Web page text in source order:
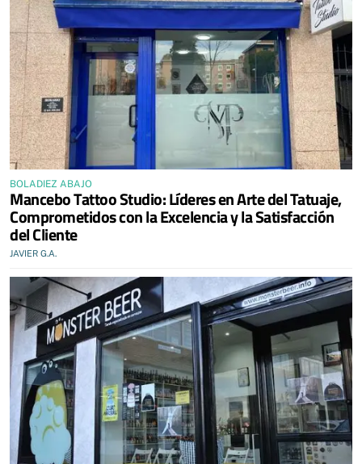
BOLADIEZ ABAJO
Mancebo Tattoo Studio: Líderes en Arte del Tatuaje,
Comprometidos con la Excelencia y la Satisfacción
del Cliente
JAVIER G.A.